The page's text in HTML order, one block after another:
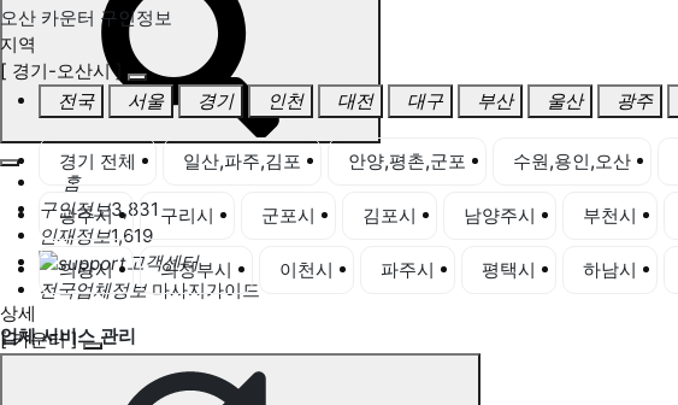
홈
구인정보3,831
인재정보1,619
고객센터
전국업체정보 마사지가이드
업체 서비스 관리
개인 서비스 관리
오산 카운터 구인정보
지역
[ 경기-오산시 ]
전국
서울 경기 인천 대전 대구 부산 울산 광주
경기 전체 일산,파주,김포 안양,평촌,군포 수원,용인,오산
광주시 구리시 군포시 김포시 남양주시 부천시
의왕시 의정부시 이천시 파주시 평택시 하남시
상세
[ 카운터 ]